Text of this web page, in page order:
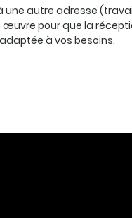
une autre adresse
pour que la
à vos besoins.